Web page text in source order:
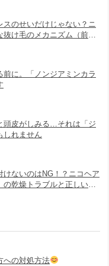
スのせいだけじゃない？ニ
抜け毛のメカニズム（前
前に。「ノンジアミンカラ
頭皮がしみる…それは「ジ
しれません
けないのはNG！？ニコヘア
乾燥トラブルと正しい頭
への対処方法